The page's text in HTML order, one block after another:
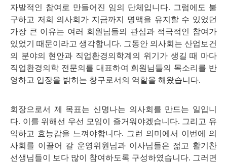
자발적인 참여로 만들어진 임의 단체입니다. 그럼에도 불
구하고 저희 의사회가 지금까지 명맥을 유지할 수 있었던
가장 큰 이유는 여러 회원님들의 관심과 적극적인 참여가
있었기 때문이라고 생각합니다. 그동안 의사회는 산업보건
의 분야의 현안과 직업환경의학계의 위기가 생길 때 마다
직업환경의학 전문의를 대표하여 회원님들의 목소리를 반
영하고 입장을 밝히는 창구로서의 역할을 해왔습니다.
회장으로서 제 목표는 신명나는 의사회를 만드는 일입니
다. 이를 위해선 우선 모임이 즐거워야겠습니다. 그리고 유
익하고 효능감을 느껴야합니다. 그런 의미에서 이번에 의
사회를 이끌어 갈 운영위원님과 이사님들은 젊고 활기찬
선생님들이 보다 많이 참여하도록 구성하였습니다. 그러면